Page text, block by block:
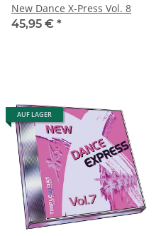
New Dance X-Press Vol. 8
45,95 € *
AUF LAGER